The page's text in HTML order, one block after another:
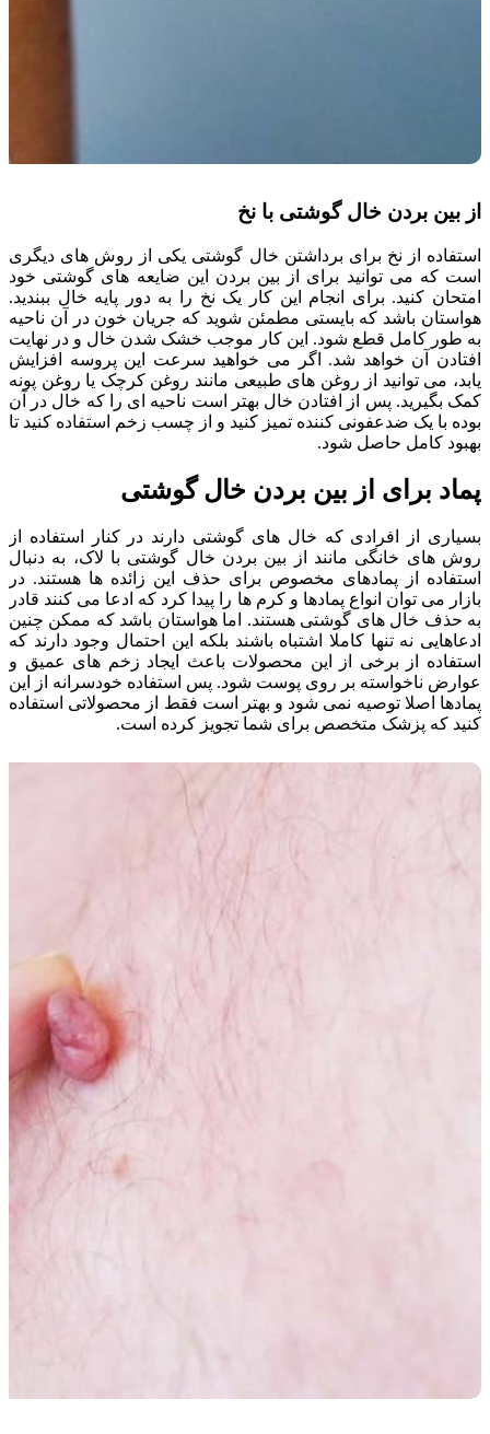
از بین بردن خال گوشتی با نخ
استفاده از نخ برای برداشتن خال گوشتی یکی از روش های دیگری
است که می توانید برای از بین بردن این ضایعه های گوشتی خود
امتحان کنید. برای انجام این کار یک نخ را به دور پایه خال ببندید.
هواستان باشد که بایستی مطمئن شوید که جریان خون در آن ناحیه
به طور کامل قطع شود. این کار موجب خشک شدن خال و در نهایت
افتادن آن خواهد شد. اگر می خواهید سرعت این پروسه افزایش
یابد، می توانید از روغن های طبیعی مانند روغن کرچک یا روغن پونه
کمک بگیرید. پس از افتادن خال بهتر است ناحیه ای را که خال در آن
بوده با یک ضدعفونی کننده تمیز کنید و از چسب زخم استفاده کنید تا
بهبود کامل حاصل شود.
پماد برای از بین بردن خال گوشتی
بسیاری از افرادی که خال های گوشتی دارند در کنار استفاده از
روش های خانگی مانند از بین بردن خال گوشتی با لاک، به دنبال
استفاده از پمادهای مخصوص برای حذف این زائده ها هستند. در
بازار می توان انواع پمادها و کرم ها را پیدا کرد که ادعا می کنند قادر
به حذف خال های گوشتی هستند. اما هواستان باشد که ممکن چنین
ادعاهایی نه تنها کاملا اشتباه باشند بلکه این احتمال وجود دارند که
استفاده از برخی از این محصولات باعث ایجاد زخم های عمیق و
عوارض ناخواسته بر روی پوست شود. پس استفاده خودسرانه از این
پمادها اصلا توصیه نمی شود و بهتر است فقط از محصولاتی استفاده
کنید که پزشک متخصص برای شما تجویز کرده است.